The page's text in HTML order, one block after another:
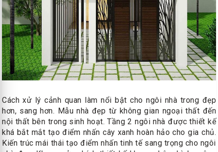
Cách xử lý cảnh quan làm nổi bật cho ngôi nhà trong đẹp
hơn, sang hơn. Mẫu nhà đẹp từ không gian ngoại thất đến
nội thất bên trong sinh hoạt. Tầng 2 ngôi nhà được thiết kế
khá bắt mắt tạo điểm nhấn cây xanh hoàn hảo cho gia chủ.
Kiến trúc mái thái tạo điểm nhấn tinh tế sang trọng cho ngôi